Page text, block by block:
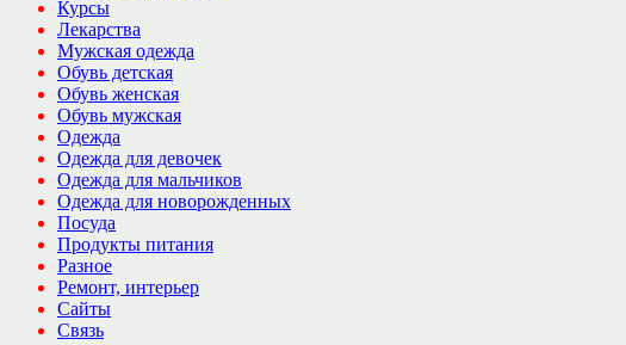
Курсы
Лекарства
Мужская одежда
Обувь детская
Обувь женская
Обувь мужская
Одежда
Одежда для девочек
Одежда для мальчиков
Одежда для новорожденных
Посуда
Продукты питания
Разное
Ремонт, интерьер
Сайты
Связь